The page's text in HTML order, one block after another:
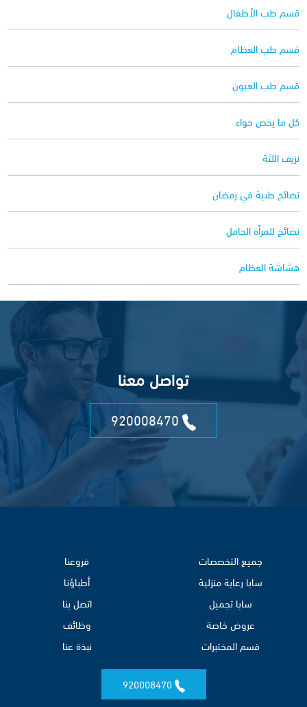
قسم طب الأطفال
قسم طب العظام
قسم طب العيون
كل ما يخص حواء
نزيف اللثة
نصائح طبية في رمضان
نصائح للمرأة الحامل
هشاشة العظام
تواصل معنا
جميع التخصصات
سابا رعاية منزلية
سابا تجميل
عروض خاصة
قسم المختبرات
فروعنا
أطباؤنا
اتصل بنا
وظائف
نبذة عنا